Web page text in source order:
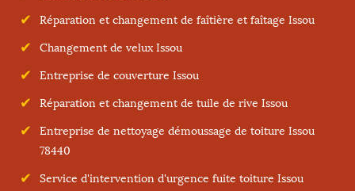
Réparation et changement de faîtière et faîtage Issou
Changement de velux Issou
Entreprise de couverture Issou
Réparation et changement de tuile de rive Issou
Entreprise de nettoyage démoussage de toiture Issou
78440
Service d'intervention d'urgence fuite toiture Issou